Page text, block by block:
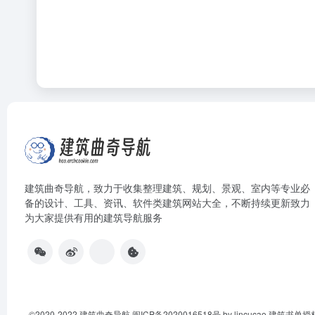
建筑曲奇导航 ，致力于收集整理建筑、规划、景观、室内等专业必
备的设计、工具、资讯、软件类建筑网站大全，不断持续更新致力
为大家提供有用的建筑导航服务